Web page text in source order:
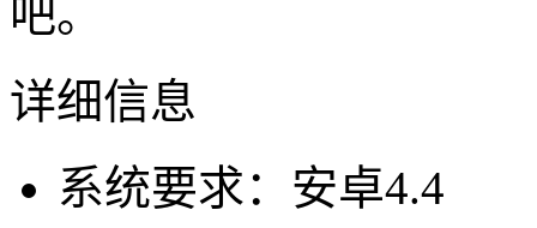
吧。
详细信息
系统要求：安卓4.4